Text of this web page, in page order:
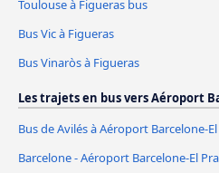
Toulouse à Figueras bus
Bus Vic à Figueras
Bus Vinaròs à Figueras
Les trajets en bus vers Aéroport
Bus de Avilés à Aéroport Barcelone-
Barcelone - Aéroport Barcelone-El